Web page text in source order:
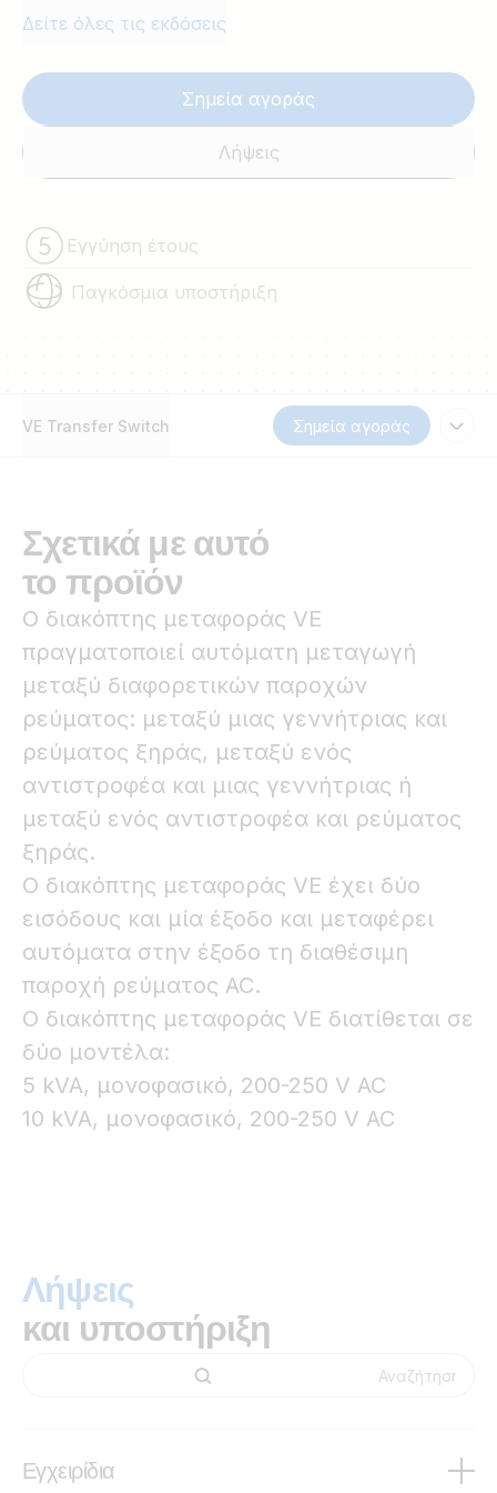
Δείτε όλες τις εκδόσεις
Σημεία αγοράς
Λήψεις
Εγγύηση έτους
Παγκόσμια υποστήριξη
VE Transfer Switch Σημεία αγοράς
Σχετικά με αυτό
το προϊόν
Ο διακόπτης μεταφοράς VE
πραγματοποιεί αυτόματη μεταγωγή
μεταξύ διαφορετικών παροχών
ρεύματος: μεταξύ μιας γεννήτριας και
ρεύματος ξηράς, μεταξύ ενός
αντιστροφέα και μιας γεννήτριας ή
μεταξύ ενός αντιστροφέα και ρεύματος
ξηράς.
Ο διακόπτης μεταφοράς VE έχει δύο
εισόδους και μία έξοδο και μεταφέρει
αυτόματα στην έξοδο τη διαθέσιμη
παροχή ρεύματος AC.
Ο διακόπτης μεταφοράς VE διατίθεται σε
δύο μοντέλα:
5 kVA, μονοφασικό, 200-250 V AC
10 kVA, μονοφασικό, 200-250 V AC
Λήψεις
και υποστήριξη
Εγχειρίδια